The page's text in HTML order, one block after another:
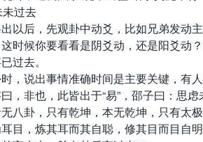
过去
后，先观卦中动爻，比如兄弟发动主
时候你要看看是阴爻动，还是阳爻动
过去。
说出事情准确时间是主要关键，有
，非也，此皆出于“易”，邵子曰：思
八卦，只有乾坤，本无乾坤，只有太
目，炼其耳而其自聪，修其目而目自